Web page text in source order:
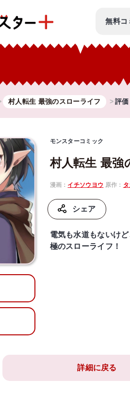
無料コ
村人転生 最強のスローライフ 評価
モンスターコミック
村人転生 最強
漫画： イチソウヨウ 原作：
シェア
電気も水道もないけ
極のスローライフ！
詳細に戻る